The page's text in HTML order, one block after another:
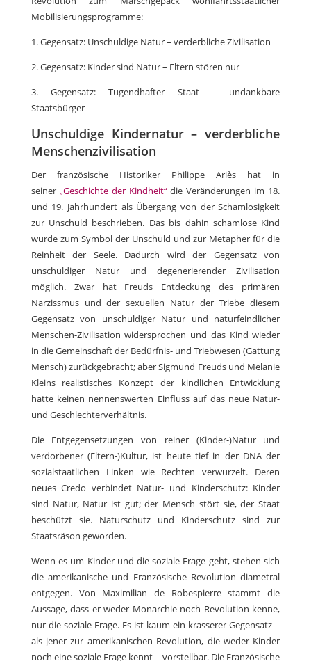
Mobilisierungsprogramme:
1. Gegensatz: Unschuldige Natur – verderbliche Zivilisation
2. Gegensatz: Kinder sind Natur – Eltern stören nur
3. Gegensatz: Tugendhafter Staat – undankbare
Staatsbürger
Unschuldige Kindernatur – verderbliche
Menschenzivilisation
Der französische Historiker Philippe Ariès hat in
seiner „Geschichte der Kindheit“die Veränderungen im 18.
und 19. Jahrhundert als Übergang von der Schamlosigkeit
zur Unschuld beschrieben. Das bis dahin schamlose Kind
wurde zum Symbol der Unschuld und zur Metapher für die
Reinheit der Seele. Dadurch wird der Gegensatz von
unschuldiger Natur und degenerierender Zivilisation
möglich. Zwar hat Freuds Entdeckung des primären
Narzissmus und der sexuellen Natur der Triebe diesem
Gegensatz von unschuldiger Natur und naturfeindlicher
Menschen-Zivilisation widersprochen und das Kind wieder
in die Gemeinschaft der Bedürfnis- und Triebwesen (Gattung
Mensch) zurückgebracht; aber Sigmund Freuds und Melanie
Kleins realistisches Konzept der kindlichen Entwicklung
hatte keinen nennenswerten Einfluss auf das neue Natur-
und Geschlechterverhältnis.
Die Entgegensetzungen von reiner (Kinder-)Natur und
verdorbener (Eltern-)Kultur, ist heute tief in der DNA der
sozialstaatlichen Linken wie Rechten verwurzelt. Deren
neues Credo verbindet Natur- und Kinderschutz: Kinder
sind Natur, Natur ist gut; der Mensch stört sie, der Staat
beschützt sie. Naturschutz und Kinderschutz sind zur
Staatsräson geworden.
Wenn es um Kinder und die soziale Frage geht, stehen sich
die amerikanische und Französische Revolution diametral
entgegen. Von Maximilian de Robespierre stammt die
Aussage, dass er weder Monarchie noch Revolution kenne,
nur die soziale Frage. Es ist kaum ein krasserer Gegensatz –
als jener zur amerikanischen Revolution, die weder Kinder
noch eine soziale Frage kennt – vorstellbar. Die Französische